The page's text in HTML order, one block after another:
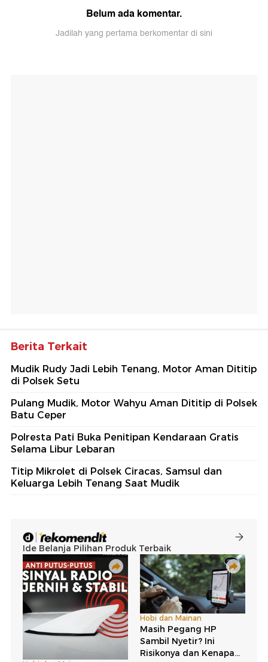
Belum ada komentar.
Jadilah yang pertama berkomentar di sini
Berita Terkait
Mudik Rudy Jadi Lebih Tenang, Motor Aman Dititip
di Polsek Setu
Pulang Mudik, Motor Wahyu Aman Dititip di Polsek
Batu Ceper
Polresta Pati Buka Penitipan Kendaraan Gratis
Selama Libur Lebaran
Titip Mikrolet di Polsek Ciracas, Samsul dan
Keluarga Lebih Tenang Saat Mudik